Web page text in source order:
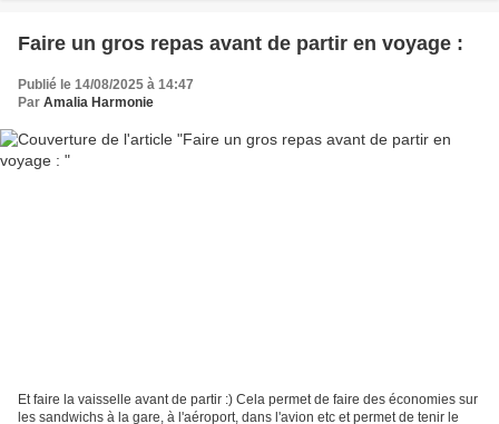
Faire un gros repas avant de partir en voyage :
Publié le 14/08/2025 à 14:47
Par Amalia Harmonie
Et faire la vaisselle avant de partir :) Cela permet de faire des économies sur
les sandwichs à la gare, à l'aéroport, dans l'avion etc et permet de tenir le